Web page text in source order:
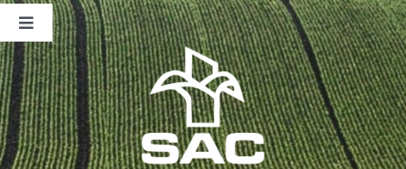
Saltar
contenido
Toggle
Navigation
Nosotros
Publicaciones
Sala de Prensa
Eventos